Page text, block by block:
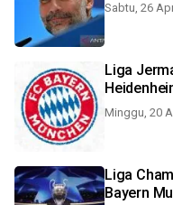
Sabtu, 26
Liga
Minggu, 20
Liga
Bayern